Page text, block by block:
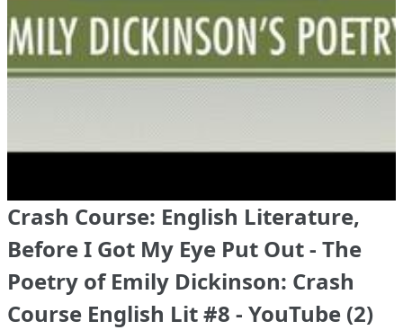
Crash Course: English Literature,
Before I Got My Eye Put Out - The
Poetry of Emily Dickinson: Crash
Course English Lit #8 - YouTube (2)